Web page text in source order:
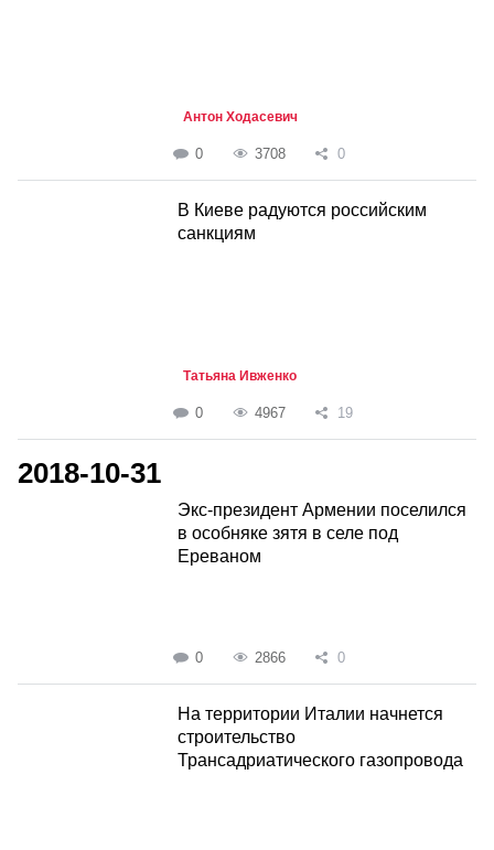
Антон Ходасевич
0 3708 0
В Киеве радуются российским
санкциям
Татьяна Ивженко
0 4967 19
2018-10-31
Экс-президент Армении поселился
в особняке зятя в селе под
Ереваном
0 2866 0
На территории Италии начнется
строительство
Трансадриатического газопровода